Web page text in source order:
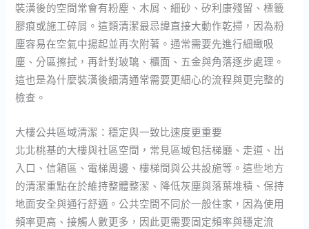
裝潢後的空間常會有粉塵、木屑、細砂、矽利康殘留、標籤
膠痕或施工碎屑。這類清潔最忌諱直接大動作乾掃，因為粉
塵容易在空氣中揚起並再次附著。通常需要先進行細緻吸
塵、分區擦拭，再針對玻璃、櫃面、五金與角落逐步處理。
這也是為什麼裝潢後細清通常需要更細心的流程與更完整的
檢查。
大樓公共區域清潔：穩定與一致比速度更重要
北北桃基的大樓與社區空間，常見區域包括梯廳、走道、出
入口、信箱區、電梯周邊、樓梯間與公共設施等。這些地方
的清潔重點在於維持整體整潔、降低灰塵與落葉堆積、保持
地面安全與通行舒適。公共空間不同於一般住家，因為使用
頻率更高、接觸人數更多，因此更需要固定頻率與穩定流